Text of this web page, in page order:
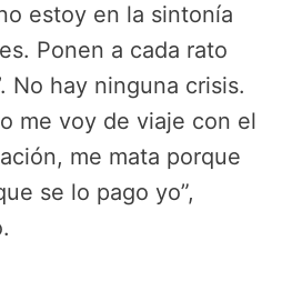
estoy en la sintonía
Ponen a cada rato
No hay ninguna crisis.
me voy de viaje con el
me mata porque
se lo pago yo”,